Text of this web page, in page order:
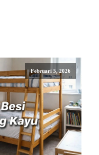
Februari 5, 2026